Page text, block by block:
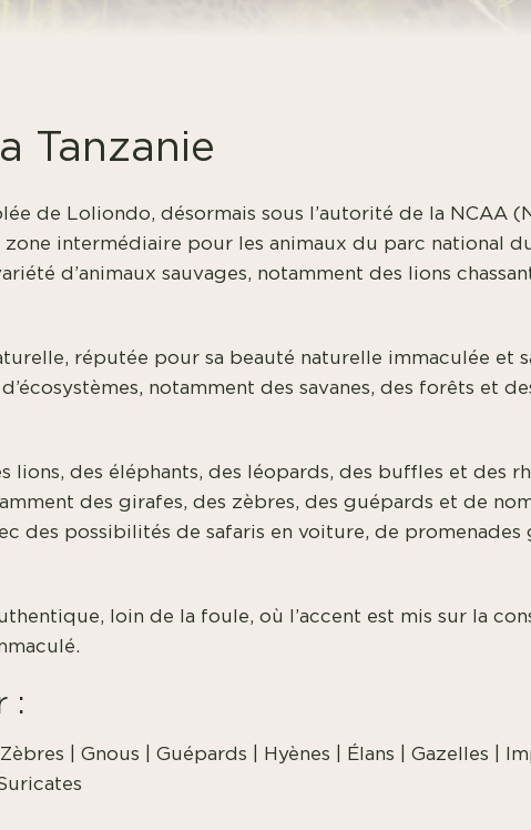
Tanzanie
de Loliondo, désormais sous l’autorité de la NCAA
intermédiaire pour les animaux du parc national
d’animaux sauvages, notamment des lions
réputée pour sa beauté naturelle immaculée et
notamment des savanes, des forêts et
des éléphants, des léopards, des buffles et des
des girafes, des zèbres, des guépards et de
des possibilités de safaris en voiture, de
loin de la foule, où l’accent est mis sur la
:
| Gnous | Guépards | Hyènes | Élans | Gazelles |